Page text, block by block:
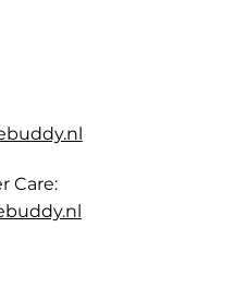
Care: